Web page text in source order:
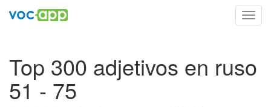
Top 300 adjetivos en ruso
51 - 75